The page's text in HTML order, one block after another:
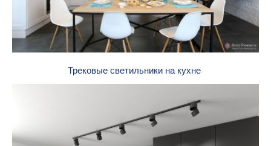
Трековые светильники на кухне